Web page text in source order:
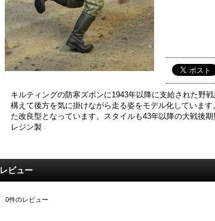
キルティングの防寒ズボンに1943年以降に支給された野
構えて後方を気に掛けながら走る姿をモデル化していま
た改良型となっています。スタイルも43年以降の大戦後
レジン製
レビュー
0件のレビュー